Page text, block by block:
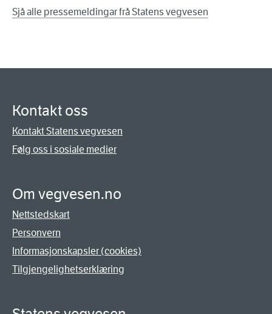
Sjå alle pressemeldingar frå Statens vegvesen
Kontakt oss
Kontakt Statens vegvesen
Følg oss i sosiale medier
Om vegvesen.no
Nettstedskart
Personvern
Informasjonskapsler (cookies)
Tilgjengelighetserklæring